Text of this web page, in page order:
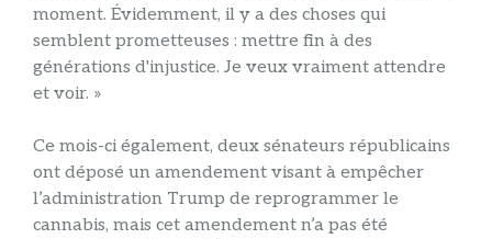
moment. Évidemment, il y a des choses qui
semblent prometteuses : mettre fin à des
générations d'injustice. Je veux vraiment attendre
et voir. »
Ce mois-ci également, deux sénateurs républicains
ont déposé un amendement visant à empêcher
l’administration Trump de reprogrammer le
cannabis, mais cet amendement n’a pas été